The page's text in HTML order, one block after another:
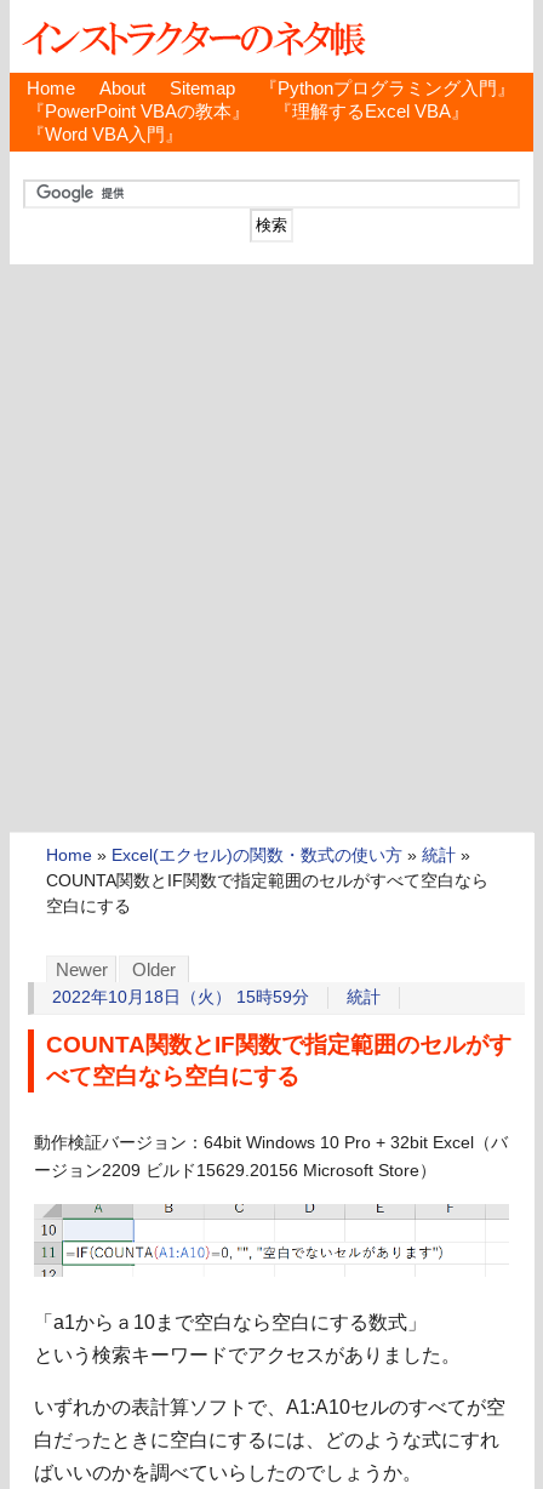
Home About Sitemap
『Pythonプログラミング入門』
『PowerPoint VBAの教本』
『理解するExcel VBA』
『Word VBA入門』
Home » Excel(エクセル)の関数・数式の使い方 » 統計 »
COUNTA関数とIF関数で指定範囲のセルがすべて空白なら
空白にする
Newer Older
2022年10月18日（火） 15時59分 統計
COUNTA関数とIF関数で指定範囲のセルがす
べて空白なら空白にする
動作検証バージョン：64bit Windows 10 Pro + 32bit Excel（バ
ージョン2209 ビルド15629.20156 Microsoft Store）
「a1からａ10まで空白なら空白にする数式」
という検索キーワードでアクセスがありました。
いずれかの表計算ソフトで、A1:A10セルのすべてが空
白だったときに空白にするには、どのような式にすれ
ばいいのかを調べていらしたのでしょうか。